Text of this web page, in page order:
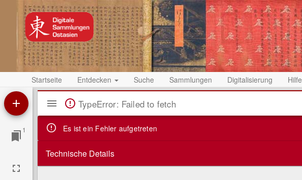
Startseite Entdecken Suche Sammlungen Digitalisierung Hilfe
1
Mirador
ViewerTypeError: Failed to fetch
Es ist ein Fehler aufgetreten
Technische Details